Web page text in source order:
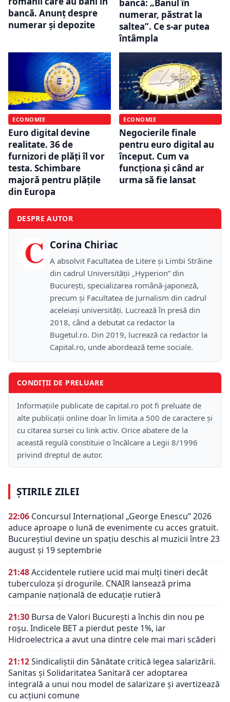
bancă. Anunț despre
numerar și depozite
bancă: „Banul în
numerar, păstrat la
saltea”. Ce s-ar putea
întâmpla
ECONOMIE
Euro digital devine
realitate. 36 de
furnizori de plăți îl vor
testa. Schimbare
majoră pentru plățile
din Europa
ECONOMIE
Negocierile finale
pentru euro digital au
început. Cum va
funcționa și când ar
urma să fie lansat
DESPRE AUTOR
C Corina Chiriac
A absolvit Facultatea de Litere și Limbi Străine
din cadrul Universității „Hyperion” din
București, specializarea română-japoneză,
precum și Facultatea de Jurnalism din cadrul
aceleiași universități. Lucrează în presă din
2018, când a debutat ca redactor la
Bugetul.ro. Din 2019, lucrează ca redactor la
Capital.ro, unde abordează teme sociale.
CONDIȚII DE PRELUARE
Informațiile publicate de capital.ro pot fi preluate de
alte publicații online doar în limita a 500 de caractere și
cu citarea sursei cu link activ. Orice abatere de la
această regulă constituie o încălcare a Legii 8/1996
privind dreptul de autor.
ȘTIRILE ZILEI
22:06 Concursul Internațional „George Enescu” 2026
aduce aproape o lună de evenimente cu acces gratuit.
Bucureștiul devine un spațiu deschis al muzicii între 23
august și 19 septembrie
21:48Accidentele rutiere ucid mai mulți tineri decât
tuberculoza și drogurile. CNAIR lansează prima
campanie națională de educație rutieră
21:30 Bursa de Valori București a închis din nou pe
roșu. Indicele BET a pierdut peste 1%, iar
Hidroelectrica a avut una dintre cele mai mari scăderi
21:12Sindicaliștii din Sănătate critică legea salarizării.
Sanitas și Solidaritatea Sanitară cer adoptarea
integrală a unui nou model de salarizare și avertizează
cu acțiuni comune